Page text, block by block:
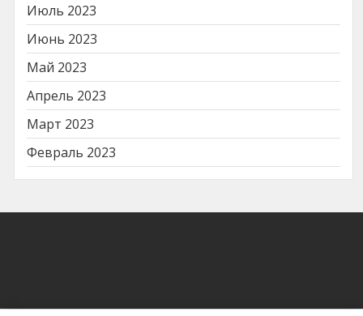
Июль 2023
Июнь 2023
Май 2023
Апрель 2023
Март 2023
Февраль 2023